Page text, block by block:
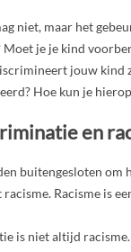
niet, maar het
Moet je je kind
jouw kind
Hoe kun je
en
buitengesloten om
Racisme is
is niet altijd racisme.